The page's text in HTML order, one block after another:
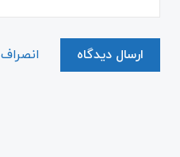
ارسال دیدگاه انصراف